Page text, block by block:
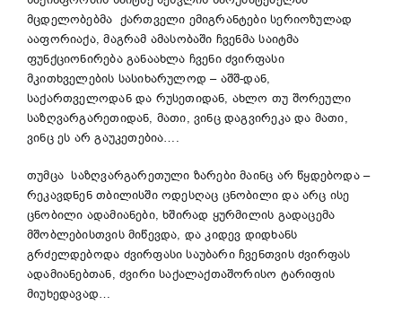
მცდელობებმა ქართველი ემიგრანტები სერიოზულად
ააფორიაქა, მაგრამ ამასობაში ჩვენმა საიტმა
ფუნქციონირება განაახლა ჩვენი ძვირფასი
მკითხველების სასიხარულოდ – აშშ-დან,
საქართველოდან და რუსეთიდან, ახლო თუ შორეული
საზღვარგარეთიდან, მათი, ვინც დაგვირეკა და მათი,
ვინც ეს არ გაუკეთებია….
თუმცა საზღვარგარეთული ზარები მაინც არ წყდებოდა –
რეკავდნენ თბილისში ოდესღაც ცნობილი და არც ისე
ცნობილი ადამიანები, ხშირად ყურმილის გადაცემა
მშობლებისთვის მიწევდა, და კიდევ დიდხანს
გრძელდებოდა ძვირფასი საუბარი ჩვენთვის ძვირფას
ადამიანებთან, ძვირი საქალაქთაშორისო ტარიფის
მიუხედავად…